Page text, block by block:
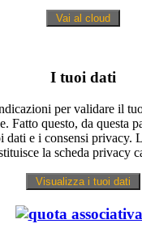
I tuoi dati
per validare il
Fatto questo, da questa
dati e i consensi privacy.
la scheda privacy